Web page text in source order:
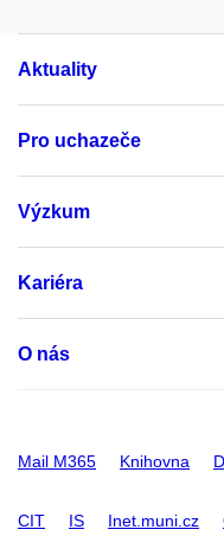
Aktuality
Pro uchazeče
Výzkum
Kariéra
O nás
Mail M365 Knihovna
CIT IS Inet.muni.cz